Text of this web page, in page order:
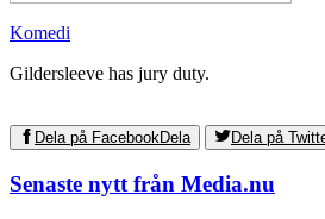
Komedi
Gildersleeve has jury duty.
Dela på FacebookDela Dela på
Senaste nytt från Media.nu